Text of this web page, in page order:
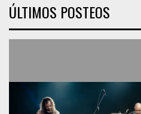
ÚLTIMOS POSTEOS